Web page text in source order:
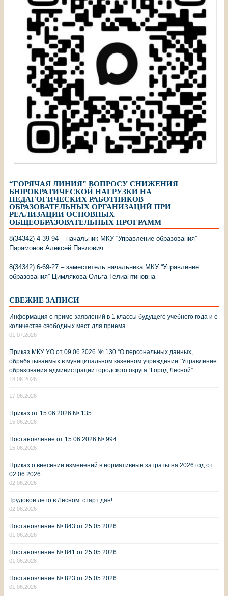
“ГОРЯЧАЯ ЛИНИЯ” ВОПРОСУ СНИЖЕНИЯ
БЮРОКРАТИЧЕСКОЙ НАГРУЗКИ НА
ПЕДАГОГИЧЕСКИХ РАБОТНИКОВ
ОБРАЗОВАТЕЛЬНЫХ ОРГАНИЗАЦИЙ ПРИ
РЕАЛИЗАЦИИ ОСНОВНЫХ
ОБЩЕОБРАЗОВАТЕЛЬНЫХ ПРОГРАММ
8(34342) 4-39-94 – начальник МКУ “Управление образования”
Парамонов Алексей Павлович
8(34342) 6-69-27 – заместитель начальника МКУ “Управление
образования” Цимлякова Ольга Гелиантиновна
СВЕЖИЕ ЗАПИСИ
Информация о приме заявлений в 1 классы будущего учебного года и о
количестве свободных мест для приема
01.07.2026
Приказ МКУ УО от 09.06.2026 № 130 “О персональных данных,
обрабатываемых в муниципальном казенном учреждении “Управление
образования администрации городского округа “Город Лесной”
18.06.2026
17.06.2026
Приказ от 15.06.2026 № 135
15.06.2026
Постановление от 15.06.2026 № 994
15.06.2026
Приказ о внесении изменений в нормативные затраты на 2026 год от
02.06.2026
02.06.2026
Трудовое лето в Лесном: старт дан!
02.06.2026
Постановление № 843 от 25.05.2026
01.06.2026
Постановление № 841 от 25.05.2026
01.06.2026
Постановление № 823 от 25.05.2026
01.06.2026